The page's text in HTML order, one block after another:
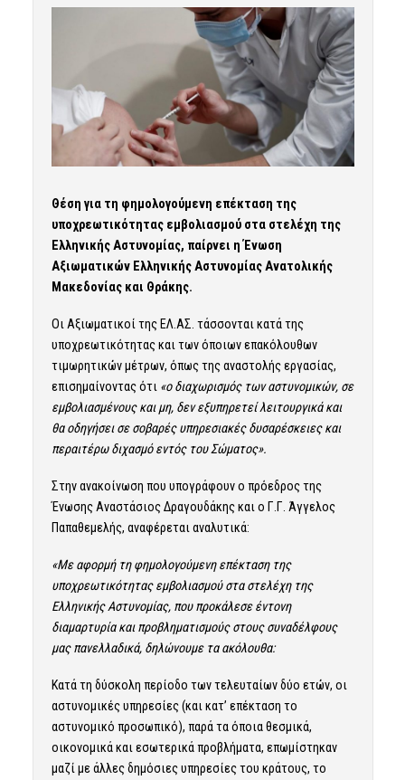
Θέση για τη φημολογούμενη επέκταση της
υποχρεωτικότητας εμβολιασμού στα στελέχη της
Ελληνικής Αστυνομίας, παίρνει η Ένωση
Αξιωματικών Ελληνικής Αστυνομίας Ανατολικής
Μακεδονίας και Θράκης.
Οι Αξιωματικοί της ΕΛ.ΑΣ. τάσσονται κατά της
υποχρεωτικότητας και των όποιων επακόλουθων
τιμωρητικών μέτρων, όπως της αναστολής εργασίας,
επισημαίνοντας ότι «ο διαχωρισμός των αστυνομικών, σε
εμβολιασμένους και μη, δεν εξυπηρετεί λειτουργικά και
θα οδηγήσει σε σοβαρές υπηρεσιακές δυσαρέσκειες και
περαιτέρω διχασμό εντός του Σώματος».
Στην ανακοίνωση που υπογράφουν ο πρόεδρος της
Ένωσης Αναστάσιος Δραγουδάκης και ο Γ.Γ. Άγγελος
Παπαθεμελής, αναφέρεται αναλυτικά:
«Με αφορμή τη φημολογούμενη επέκταση της
υποχρεωτικότητας εμβολιασμού στα στελέχη της
Ελληνικής Αστυνομίας, που προκάλεσε έντονη
διαμαρτυρία και προβληματισμούς στους συναδέλφους
μας πανελλαδικά, δηλώνουμε τα ακόλουθα:
Κατά τη δύσκολη περίοδο των τελευταίων δύο ετών, οι
αστυνομικές υπηρεσίες (και κατ’ επέκταση το
αστυνομικό προσωπικό), παρά τα όποια θεσμικά,
οικονομικά και εσωτερικά προβλήματα, επωμίστηκαν
μαζί με άλλες δημόσιες υπηρεσίες του κράτους, το